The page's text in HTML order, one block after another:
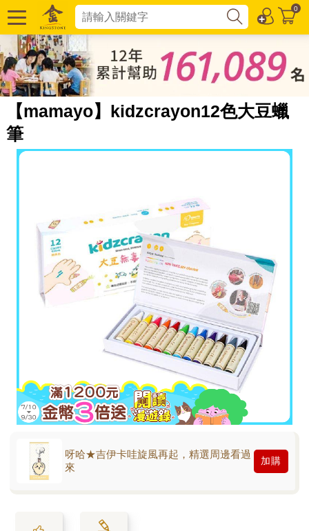
0
【mamayo】kidzcrayon12色大豆蠟
筆
呀哈★吉伊卡哇旋風再起，精選周邊看過
來
加購